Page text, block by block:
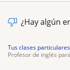
¿Hay algún
Tus clases particulares
profesor de inglés